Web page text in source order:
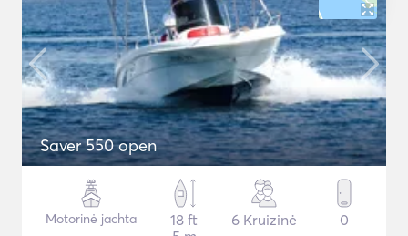
Saver 550 open
Motorinė jachta
18 ft
6 Kruizinė 0